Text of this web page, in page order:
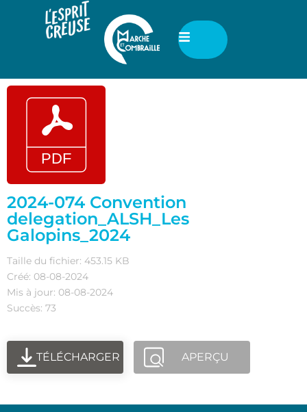
2024-074 Convention
delegation_ALSH_Les
Galopins_2024
Taille du fichier: 453.15 KB
Créé: 08-08-2024
Mis à jour: 08-08-2024
Succès: 73
TÉLÉCHARGER APERÇU